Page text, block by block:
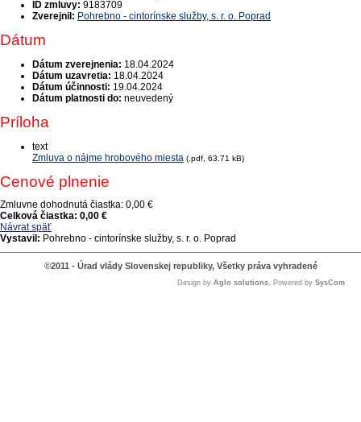
ID zmluvy: 9183709
Zverejnil: Pohrebno - cintorínske služby, s. r. o. Poprad
Dátum
Dátum zverejnenia: 18.04.2024
Dátum uzavretia: 18.04.2024
Dátum účinnosti: 19.04.2024
Dátum platnosti do: neuvedený
Príloha
text
Zmluva o nájme hrobového miesta (.pdf, 63.71 kB)
Cenové plnenie
Zmluvne dohodnutá čiastka: 0,00 €
Celková čiastka: 0,00 €
Návrat späť
Vystavil: Pohrebno - cintorínske služby, s. r. o. Poprad
©2011 - Úrad vlády Slovenskej republiky, Všetky práva vyhradené
Design by Aglo solutions, Powered by SysCom